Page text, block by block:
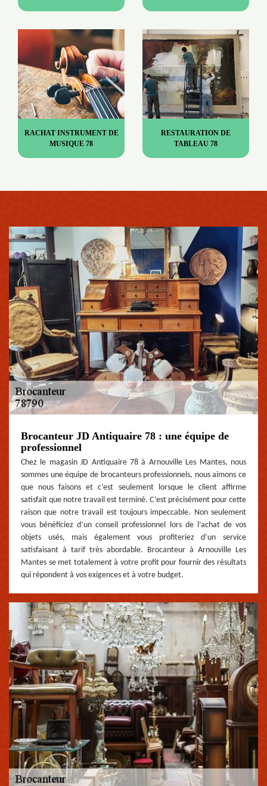
RACHAT INSTRUMENT DE
MUSIQUE 78
RESTAURATION DE
TABLEAU 78
Brocanteur JD Antiquaire 78 : une équipe de
professionnel
Chez le magasin JD Antiquaire 78 à Arnouville Les Mantes, nous
sommes une équipe de brocanteurs professionnels, nous aimons ce
que nous faisons et c’est seulement lorsque le client affirme
satisfait que notre travail est terminé. C’est précisément pour cette
raison que notre travail est toujours impeccable. Non seulement
vous bénéficiez d’un conseil professionnel lors de l’achat de vos
objets usés, mais également vous profiteriez d’un service
satisfaisant à tarif très abordable. Brocanteur à Arnouville Les
Mantes se met totalement à votre profit pour fournir des résultats
qui répondent à vos exigences et à votre budget.